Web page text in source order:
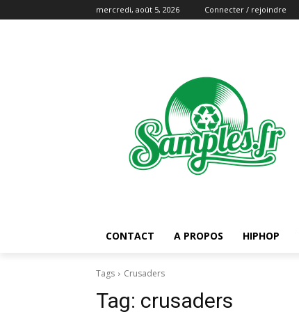
mercredi, août 5, 2026 Connecter / rejoindre
CONTACT A PROPOS HIPHOP
Tags Crusaders
Tag: crusaders